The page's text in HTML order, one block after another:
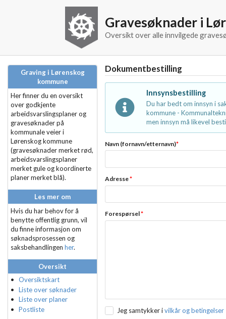
Gravesøknader i
Oversikt over alle innvilgede
Graving i Lørenskog
kommune
Her finner du en oversikt
over godkjente
arbeidsvarslingsplaner og
gravesøknader på
kommunale veier i
Lørenskog kommune
(gravesøknader merket rød,
arbeidsvarslingsplaner
merket gule og koordinerte
planer merket blå).
Les mer om
Hvis du har behov for å
benytte offentlig grunn, vil
du finne informasjon om
søknadsprosessen og
saksbehandlingen her.
Oversikt
Oversiktskart
Liste over søknader
Liste over planer
Postliste
Dokumentbestilling
Innsynsbestilling
Du har bedt om innsyn i
kommune -
men innsyn må likevel
Navn (fornavn/etternavn)*
Adresse*
Forespørsel*
Jeg samtykker i vilkår og betingelser